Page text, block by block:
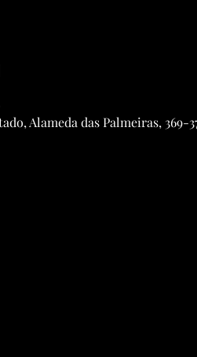
Alameda das Palmeiras,